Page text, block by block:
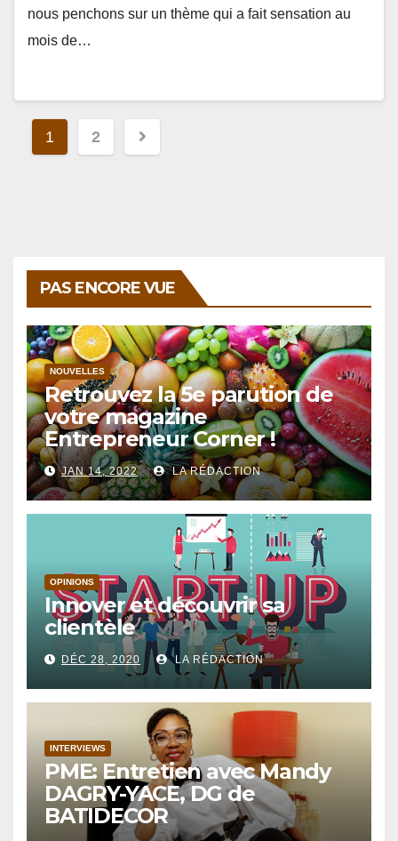
nous penchons sur un thème qui a fait sensation au
mois de…
Navigation
1 2
PAS ENCORE VUE
NOUVELLES
Retrouvez la 5e parution de
votre magazine
Entrepreneur Corner !
JAN 14, 2022 LA RÉDACTION
OPINIONS
Innover et découvrir sa
clientèle
DÉC 28, 2020 LA RÉDACTION
INTERVIEWS
PME: Entretien avec Mandy
DAGRY-YACE, DG de
BATIDECOR